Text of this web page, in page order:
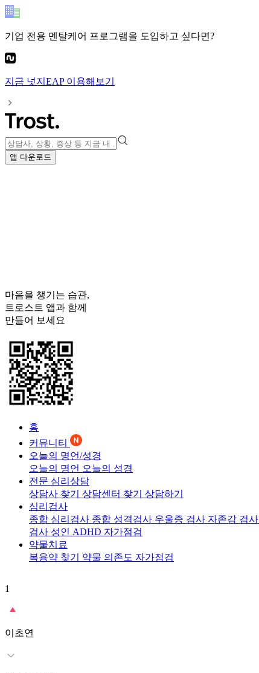
기업 전용 멘탈케어 프로그램을 도입하고 싶다면?
지금 넛지EAP이용해보기
앱 다운로드
마음을 챙기는 습관,
트로스트 앱과 함께
만들어 보세요
홈
커뮤니티
오늘의 명언/성경
오늘의 명언 오늘의 성경
전문 심리상담
상담사 찾기 상담센터 찾기 상담하기
심리검사
종합 심리검사 종합 성격검사 우울증 검사 자존감 검사
검사 성인 ADHD 자가점검
약물치료
복용약 찾기 약물 의존도 자가점검
1
이초연